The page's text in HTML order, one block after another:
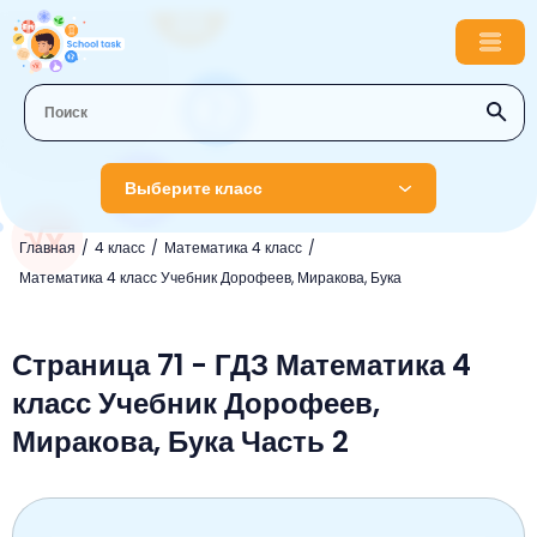
Выберите класс
Главная 4 класс
Математика 4 класс
Математика 4 класс Учебник Дорофеев, Миракова, Бука
1 класс
Русский язык
Литературное чтение
Окружающий мир
Математика
Математика
Английский язык
Информатика
Литературное чтение
3 класс
Музыка
Окружающий мир
4 класс
Английский язык
Страница 71 - ГДЗ Математика 4
класс Учебник Дорофеев,
Миракова, Бука Часть 2